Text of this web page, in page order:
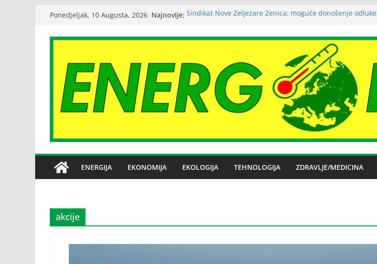
content
Ponedjeljak, 10 Augusta, 2026 Najnovije: Sindikat Nove Željezare Zenica: moguće donošenje odluke
Skupština Srbije razmatraće izmjene zakona o porezu na
emisije gasova
Srbija: potrošnja struje ljeti dostigla zimski nivo
Zagađenje vazduha može izazvati bolne napade
reumatoidnog artritisa
ENERGIJA EKONOMIJA EKOLOGIJA TEHNOLOGIJA ZDRAVLJE/MEDICINA
akcije